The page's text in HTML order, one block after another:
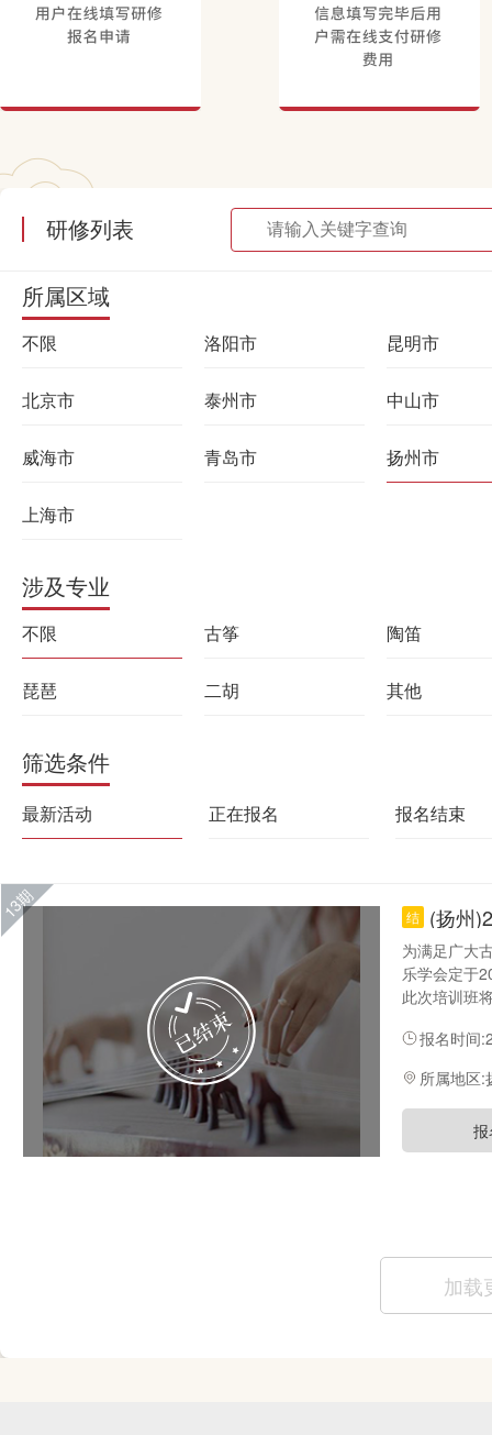
研修列表
所属区域
不限 洛阳市 昆明市
北京市 泰州市 中山市
威海市 青岛市 扬州市
上海市
涉及专业
不限 古筝 陶笛
琵琶 二胡 其他
筛选条件
最新活动 正在报名 报名结束
期 结 (扬州
为满足广大
乐学会定于
此次培训班
报名时间
所属地区:
加载